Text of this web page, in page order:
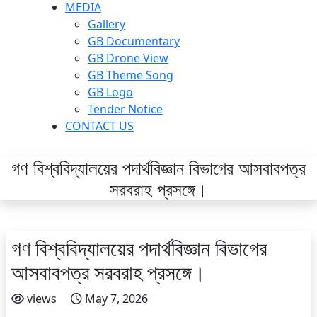
MEDIA
Gallery
GB Documentary
GB Drone View
GB Theme Song
GB Logo
Tender Notice
CONTACT US
গণ বিশ্ববিদ্যালয়ের পদার্থবিজ্ঞান বিভাগের আসবাবপত্র
সরবরাহ প্রসঙ্গে।
গণ বিশ্ববিদ্যালয়ের পদার্থবিজ্ঞান বিভাগের
আসবাবপত্র সরবরাহ প্রসঙ্গে।
views May 7, 2026